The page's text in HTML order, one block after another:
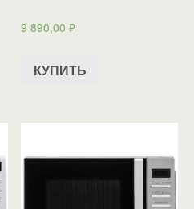
9 890,00₽
КУПИТЬ